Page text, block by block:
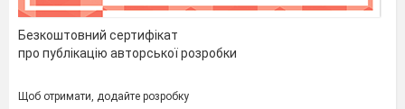
фортепіано та сопілки?
―Охарактеризуйте їх голоси, обравши
черзі звучання різних музичних інструментів)
Безкоштовний сертифікат
про публікацію авторської розробки
Щоб отримати, додайте розробку